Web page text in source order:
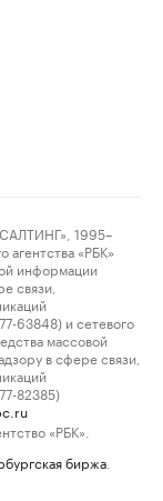
1995–
«РБК»
информации
связи,
63848) и сетевого
массовой
в сфере связи,
82385)
«РБК».
биржа